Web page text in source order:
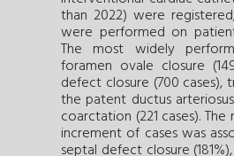
than 2022) were
were performed on
The most widely
foramen ovale closure
defect closure (700 cases),
the patent ductus
coarctation (221 cases).
increment of cases was
septal defect closure